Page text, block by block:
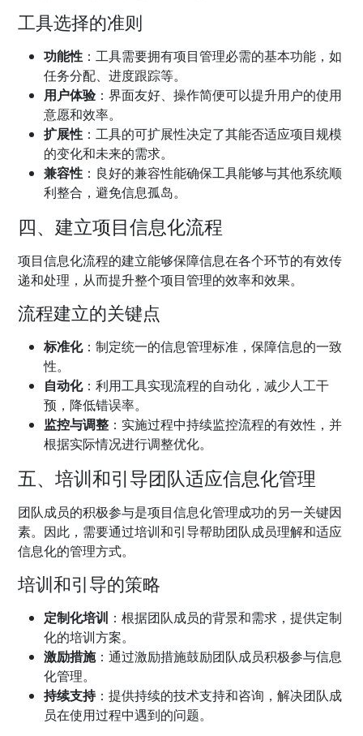
工具选择的准则
功能性 ：工具需要拥有项目管理必需的基本功能，如
任务分配、进度跟踪等。
用户体验：界面友好、操作简便可以提升用户的使用
意愿和效率。
扩展性 ：工具的可扩展性决定了其能否适应项目规模
的变化和未来的需求。
兼容性 ：良好的兼容性能确保工具能够与其他系统顺
利整合，避免信息孤岛。
四、建立项目信息化流程
项目信息化流程的建立能够保障信息在各个环节的有效传
递和处理，从而提升整个项目管理的效率和效果。
流程建立的关键点
标准化：制定统一的信息管理标准，保障信息的一致
性。
自动化：利用工具实现流程的自动化，减少人工干
预，降低错误率。
监控与调整 ：实施过程中持续监控流程的有效性，并
根据实际情况进行调整优化。
五、培训和引导团队适应信息化管理
团队成员的积极参与是项目信息化管理成功的另一关键因
素。因此，需要通过培训和引导帮助团队成员理解和适应
信息化的管理方式。
培训和引导的策略
定制化培训 ：根据团队成员的背景和需求，提供定制
化的培训方案。
激励措施：通过激励措施鼓励团队成员积极参与信息
化管理。
持续支持：提供持续的技术支持和咨询，解决团队成
员在使用过程中遇到的问题。